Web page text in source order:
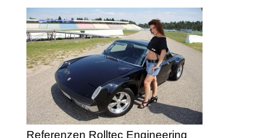
Referenzen Rolltec Engineering